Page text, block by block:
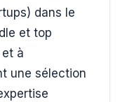
dans le
et top
à
une sélection